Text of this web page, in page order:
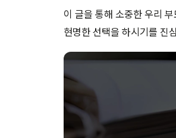
이 글을 통해 소중한 우리
현명한 선택을 하시기를 진